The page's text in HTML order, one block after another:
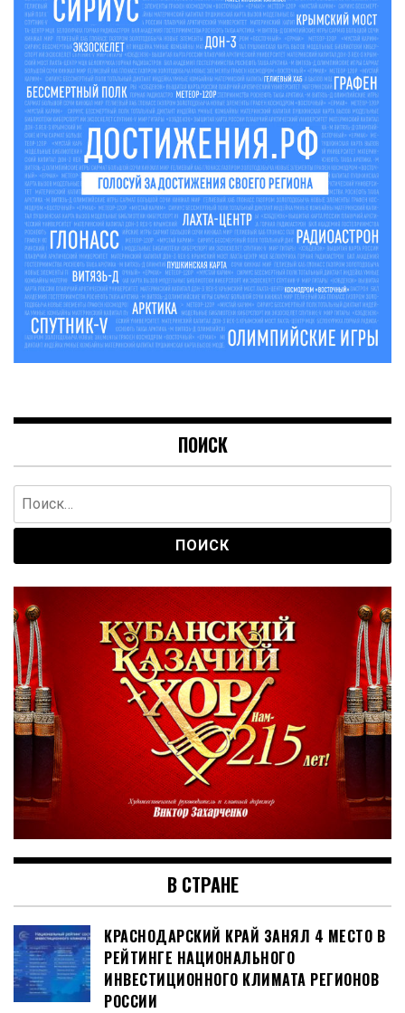
ПОИСК
Найти:
В СТРАНЕ
КРАСНОДАРСКИЙ КРАЙ ЗАНЯЛ 4 МЕСТО В
РЕЙТИНГЕ НАЦИОНАЛЬНОГО
ИНВЕСТИЦИОННОГО КЛИМАТА РЕГИОНОВ
РОССИИ